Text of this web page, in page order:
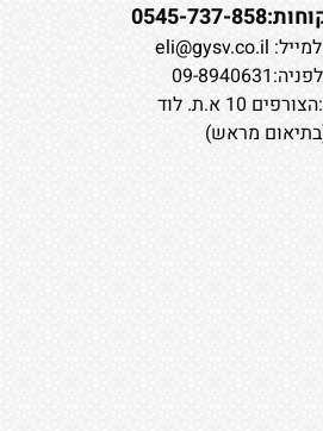
737-858
eli@gysv.co.il
8940631
10 א.ת. לוד
מראש)